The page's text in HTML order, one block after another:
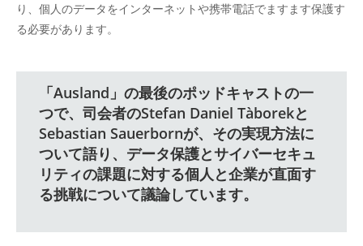
り、個人のデータをインターネットや携帯電話でますます保護す
る必要があります。
「Ausland」の最後のポッドキャストの一
つで、司会者のStefan Daniel Tàborekと
Sebastian Sauerbornが、その実現方法に
ついて語り、データ保護とサイバーセキュ
リティの課題に対する個人と企業が直面す
る挑戦について議論しています。